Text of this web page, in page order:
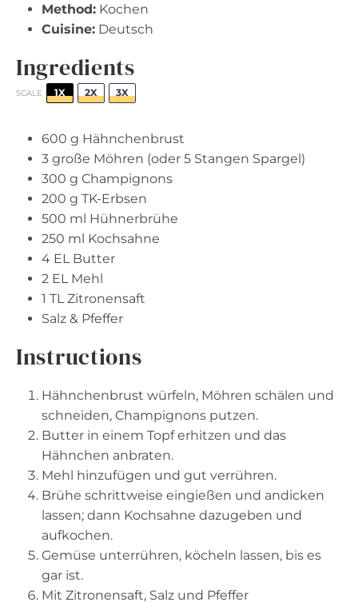
Method: Kochen
Cuisine: Deutsch
Ingredients
SCALE 1X 2X 3X
600 g Hähnchenbrust
3 große Möhren (oder 5 Stangen Spargel)
300 g Champignons
200 g TK-Erbsen
500 ml Hühnerbrühe
250 ml Kochsahne
4 EL Butter
2 EL Mehl
1 TL Zitronensaft
Salz & Pfeffer
Instructions
Hähnchenbrust würfeln, Möhren schälen und
schneiden, Champignons putzen.
Butter in einem Topf erhitzen und das
Hähnchen anbraten.
Mehl hinzufügen und gut verrühren.
Brühe schrittweise eingießen und andicken
lassen; dann Kochsahne dazugeben und
aufkochen.
Gemüse unterrühren, köcheln lassen, bis es
gar ist.
Mit Zitronensaft, Salz und Pfeffer